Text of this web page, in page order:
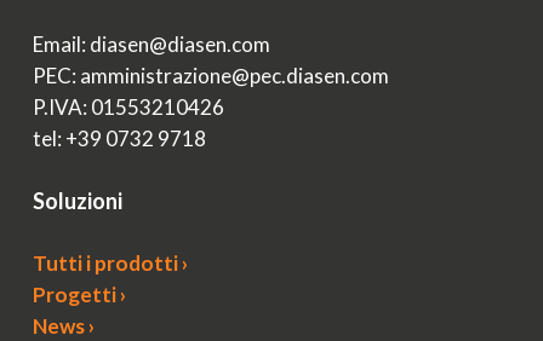
Email: diasen@diasen.com
PEC: amministrazione@pec.diasen.com
P.IVA: 01553210426
tel: +39 0732 9718
Soluzioni
Tutti i prodotti ›
Progetti ›
News ›